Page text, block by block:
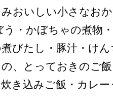
おいしい小さなお
う・かぼちゃの煮物
びたし・豚汁・け
、とっておきのご
き込みご飯・カレ